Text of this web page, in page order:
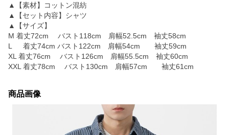
▲【素材】コットン混紡
▲【セット内容】シャツ
▲【サイズ】
M 着丈72cm バスト118cm 肩幅52.5cm 袖丈58cm
L 着丈74cm バスト122cm 肩幅54cm 袖丈59cm
XL 着丈76cm バスト126cm 肩幅55.5cm 袖丈60cm
XXL 着丈78cm バスト130cm 肩幅57cm 袖丈61cm
商品画像